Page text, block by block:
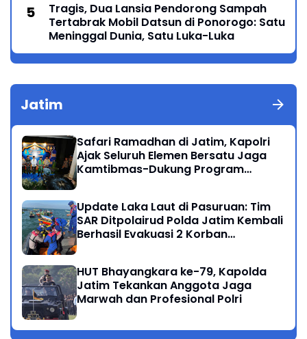
Tragis, Dua Lansia Pendorong Sampah
Tertabrak Mobil Datsun di Ponorogo: Satu
Meninggal Dunia, Satu Luka-Luka
Jatim
Safari Ramadhan di Jatim, Kapolri
Ajak Seluruh Elemen Bersatu Jaga
Kamtibmas-Dukung Program
Update Laka Laut di Pasuruan: Tim
SAR Ditpolairud Polda Jatim Kembali
Berhasil Evakuasi 2 Korban
HUT Bhayangkara ke-79, Kapolda
Jatim Tekankan Anggota Jaga
Marwah dan Profesional Polri